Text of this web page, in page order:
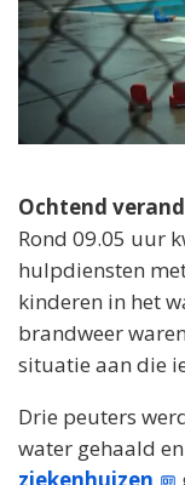
Ochtend
Rond 09.05 uur
hulpdiensten
kinderen in het
brandweer
situatie aan die
Drie peuters
water gehaald
ziekenhuizen